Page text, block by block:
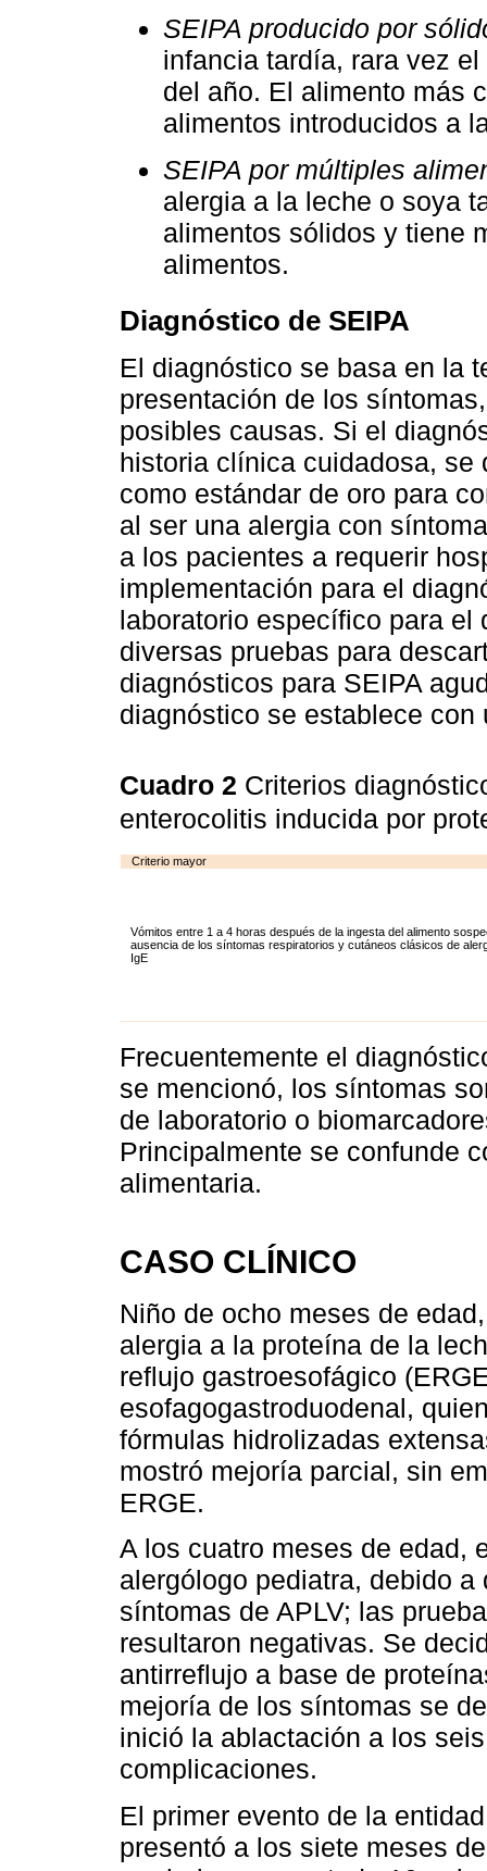
SEIPA producido por
infancia tardía, rara vez
del año. El alimento más
alimentos introducidos a
SEIPA por múltiples
alergia a la leche o soya
alimentos sólidos y tiene
alimentos.
Diagnóstico de SEIPA
El diagnóstico se basa en la
presentación de los
posibles causas. Si el
historia clínica cuidadosa, se
como estándar de oro para
al ser una alergia con
a los pacientes a requerir
implementación para el
laboratorio específico para el
diversas pruebas para
diagnósticos para SEIPA
diagnóstico se establece
Cuadro 2 Criterios
enterocolitis inducida por
Criterio mayor
Vómitos entre 1 a 4 horas después de la ingesta del alimento
ausencia de los síntomas respiratorios y cutáneos clásicos de
IgE
Frecuentemente el
se mencionó, los síntomas
de laboratorio o
Principalmente se confunde
alimentaria.
CASO CLÍNICO
Niño de ocho meses de
alergia a la proteína de la
reflujo gastroesofágico
esofagogastroduodenal,
fórmulas hidrolizadas
mostró mejoría parcial, sin
ERGE.
A los cuatro meses de edad,
alergólogo pediatra, debido
síntomas de APLV; las
resultaron negativas. Se
antirreflujo a base de
mejoría de los síntomas se
inició la ablactación a los
complicaciones.
El primer evento de la
presentó a los siete meses